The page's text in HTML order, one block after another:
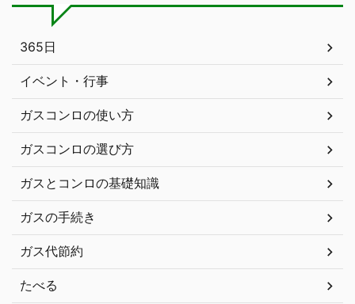
365日
イベント・行事
ガスコンロの使い方
ガスコンロの選び方
ガスとコンロの基礎知識
ガスの手続き
ガス代節約
たべる